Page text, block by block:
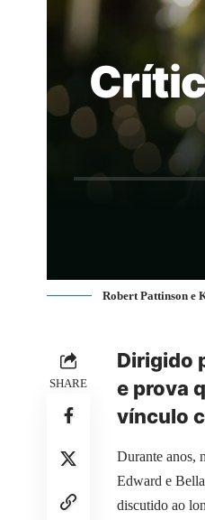
Robert Pattinson e
SHARE
Dirigido
e prova
vínculo
Durante anos,
Edward e
discutido ao